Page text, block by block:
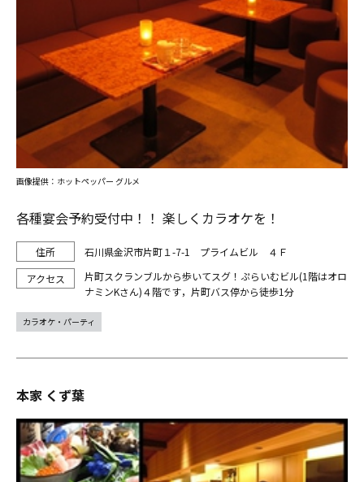
各種宴会予約受付中！！ 楽しくカラオケを！
石川県金沢市片町１-7-1 プライムビル ４Ｆ
片町スクランブルから歩いてスグ！ぷらいむビル(1階はオロ
ナミンKさん)４階です，片町バス停から徒歩1分
画像提供：ホットペッパー グルメ
カラオケ・パーティ
本家 くず葉